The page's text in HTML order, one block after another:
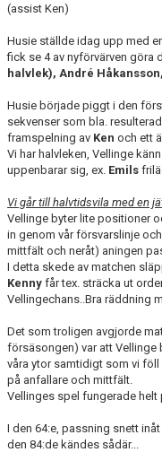
(assist Ken)
Husie ställde idag upp med
fick se 4 av nyförvärven göra
halvlek), André
Husie började piggt i den
sekvenser som bla.
framspelning av Ken och ett
Vi har halvleken, Vellinge
uppenbarar sig, ex. Emils
Vi går till halvtidsvila med en
Vellinge byter lite positioner
in genom vår försvarslinje
mittfält och neråt) aningen
I detta skede av matchen
Kenny får tex. sträcka ut
Vellingechans..Bra räddning
Det som troligen avgjorde
försäsongen) var att Vellinge
våra ytor samtidigt som vi
på anfallare och mittfält.
Vellinges spel fungerade
I den 64:e, passning snett
den 84:de kändes sådär...